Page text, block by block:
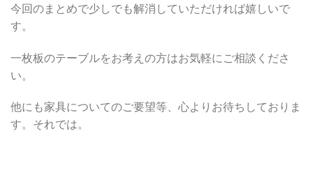
今回のまとめで少しでも解消していただければ嬉しいで
す。
一枚板のテーブルをお考えの方はお気軽にご相談くださ
い。
他にも家具についてのご要望等、心よりお待ちしておりま
す。それでは。